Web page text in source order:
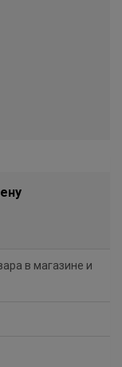
в магазине и